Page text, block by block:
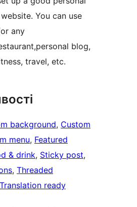
You can use
any
blog,
travel, etc.
background, Custom
menu, Featured
& drink, Sticky post
, Threaded
Translation ready